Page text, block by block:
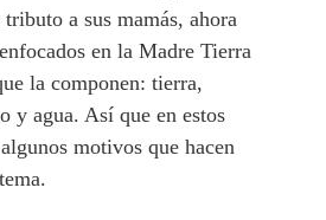
a sus mamás, ahora
en la Madre Tierra
la componen: tierra,
y agua. Así que en estos
motivos que hacen